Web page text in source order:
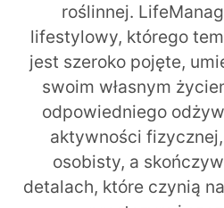
roślinnej.
lifestylowy, którego
jest szeroko pojęte,
swoim własnym
odpowiedniego
aktywności
osobisty, a
detalach, które czynią